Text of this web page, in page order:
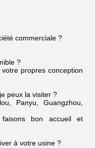
commerciale ?
?
propres conception
peux la visiter ?
Panyu, Guangzhou,
faisons bon accueil et
à votre usine ?